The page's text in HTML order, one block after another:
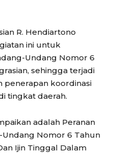
R. Hendiartono
ini untuk
Undang Nomor 6
sehingga terjadi
penerapan koordinasi
tingkat daerah.
adalah Peranan
Undang Nomor 6 Tahun
Ijin Tinggal Dalam